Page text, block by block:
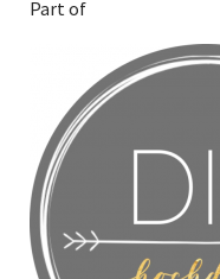
Part of